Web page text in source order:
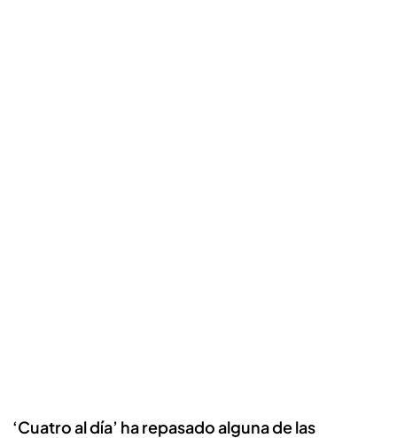
‘Cuatro al día’ ha repasado alguna de las